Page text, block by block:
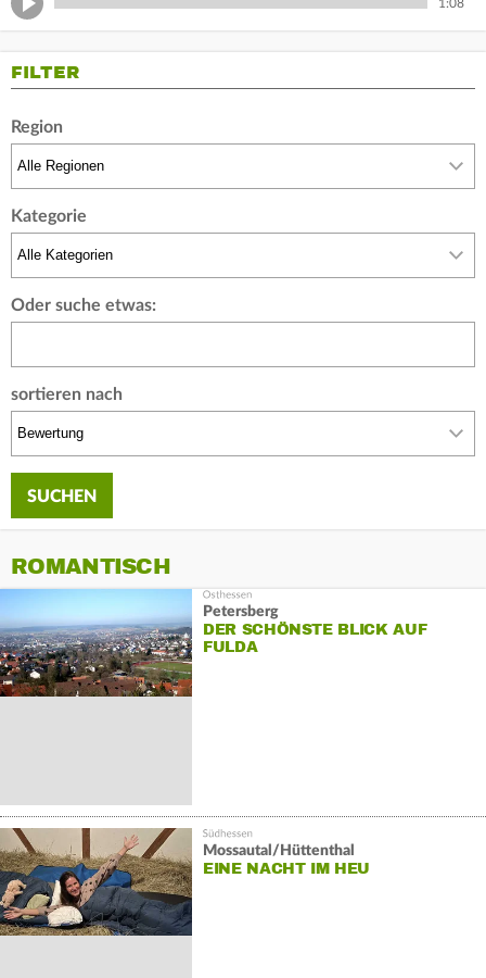
1:08
FILTER
Region
Kategorie
Oder suche etwas:
sortieren nach
ROMANTISCH
Petersberg
DER SCHÖNSTE BLICK AUF
FULDA
Mossautal/Hüttenthal
EINE NACHT IM HEU